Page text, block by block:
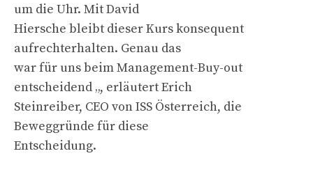
um die Uhr. Mit David
Hiersche bleibt dieser Kurs konsequent
aufrechterhalten. Genau das
war für uns beim Management-Buy-out
entscheidend „, erläutert Erich
Steinreiber, CEO von ISS Österreich, die
Beweggründe für diese
Entscheidung.